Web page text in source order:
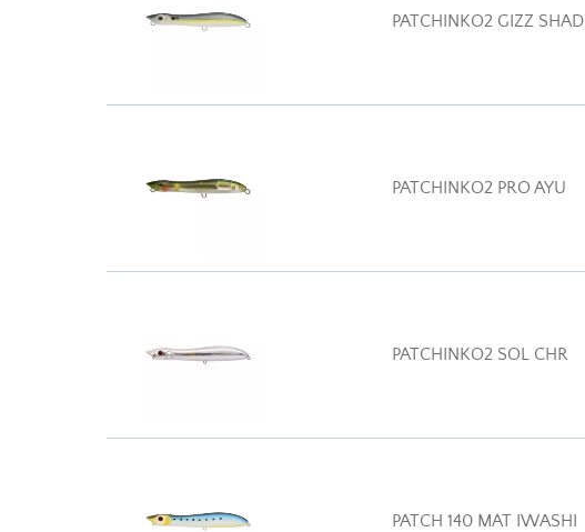
PATCHINKO2 GIZZ SHAD
PATCHINKO2 PRO AYU
PATCHINKO2 SOL CHR
PATCH 140 MAT IWASHI